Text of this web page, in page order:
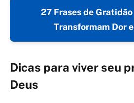
27 Frases de Gratidão
Transformam Dor
Dicas para viver seu
Deus